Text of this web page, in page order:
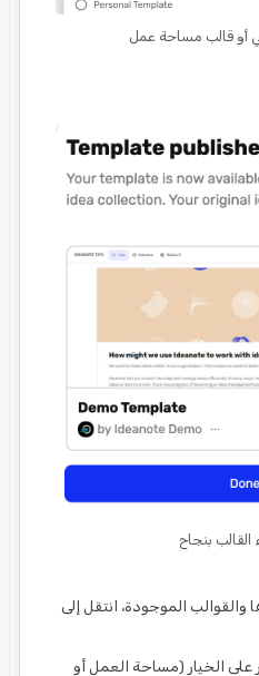
قالب مساحة عمل
القالب بنجاح
والقوالب الموجودة، انتقل إلى
على الخيار (مساحة العمل أو